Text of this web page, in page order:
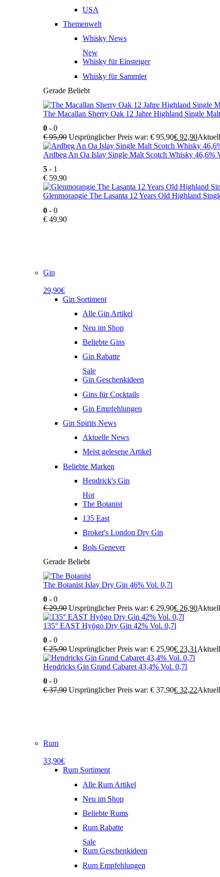
USA
Themenwelt
Whisky News
New
Whisky für Einsteiger
Whisky für Sammler
Gerade Beliebt
The Macallan Sherry Oak 12 Jahre Highland Single
0 - 0
€95,90 Ursprünglicher Preis war: € 95,90€ 92,90
Ardbeg An Oa Islay Single Malt Scotch Whisky 46,6%
5 - 1
€ 59,90
Glenmorangie The Lasanta 12 Years Old Highland
0 - 0
€ 49,90
Gin
29,90€
Gin Sortiment
Alle Gin Artikel
Neu im Shop
Beliebte Gins
Gin Rabatte
Sale
Gin Geschenkideen
Gins für Cocktails
Gin Empfehlungen
Gin Spirits News
Aktuelle News
Meist gelesene Artikel
Beliebte Marken
Hendrick's Gin
Hot
The Botanist
135 East
Broker's London Dry Gin
Bols Genever
Gerade Beliebt
The Botanist Islay Dry Gin 46% Vol. 0,7l
0 - 0
€29,90 Ursprünglicher Preis war: € 29,90€ 26,90
135° EAST Hyōgo Dry Gin 42% Vol. 0,7l
0 - 0
€25,90 Ursprünglicher Preis war: € 25,90€ 23,31
Hendricks Gin Grand Cabaret 43,4% Vol. 0,7l
0 - 0
€37,90 Ursprünglicher Preis war: € 37,90€ 32,22
Rum
33,90€
Rum Sortiment
Alle Rum Artikel
Neu im Shop
Beliebte Rums
Rum Rabatte
Sale
Rum Geschenkideen
Rum Empfehlungen